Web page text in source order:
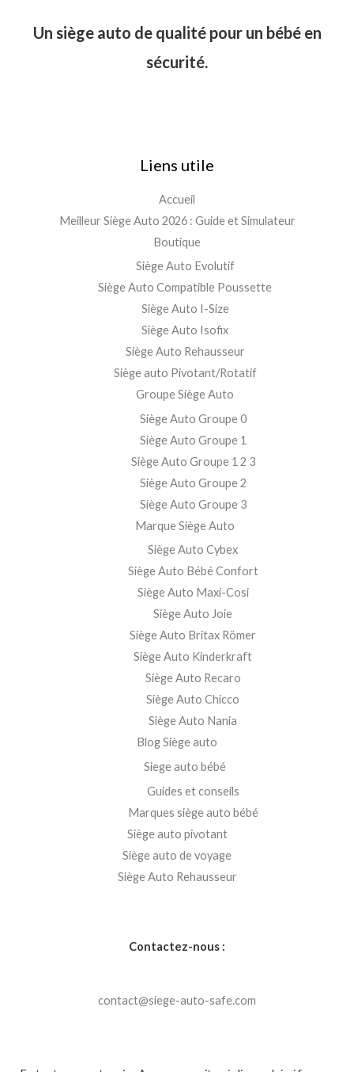
Un siège auto de qualité pour un bébé en
sécurité.
Liens utile
Accueil
Meilleur Siège Auto 2026 : Guide et Simulateur
Boutique
Siège Auto Evolutif
Siège Auto Compatible Poussette
Siège Auto I-Size
Siège Auto Isofix
Siège Auto Rehausseur
Siège auto Pivotant/Rotatif
Groupe Siège Auto
Siège Auto Groupe 0
Siège Auto Groupe 1
Siège Auto Groupe 1 2 3
Siège Auto Groupe 2
Siège Auto Groupe 3
Marque Siège Auto
Siège Auto Cybex
Siège Auto Bébé Confort
Siège Auto Maxi-Cosi
Siège Auto Joie
Siège Auto Britax Römer
Siège Auto Kinderkraft
Siège Auto Recaro
Siège Auto Chicco
Siège Auto Nania
Blog Siège auto
Siege auto bébé
Guides et conseils
Marques siège auto bébé
Siège auto pivotant
Siège auto de voyage
Siège Auto Rehausseur
Contactez-nous :
contact@siege-auto-safe.com